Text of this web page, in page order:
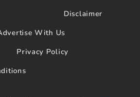
e
Disclaimer
With Us
Privacy Policy